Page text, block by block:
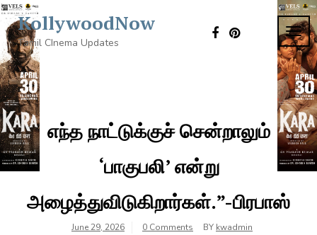
Skip
to
content
KollywoodNow
Tamil CInema Updates
எந்த நாட்டுக்குச் சென்றாலும்
‘பாகுபலி’ என்று
அழைத்துவிடுகிறார்கள்.”-பிரபாஸ்
June 29, 2026 0 Comments BY kwadmin